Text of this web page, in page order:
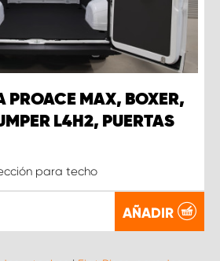
PROACE MAX, BOXER,
L4H2, PUERTAS
para techo
AÑADIR